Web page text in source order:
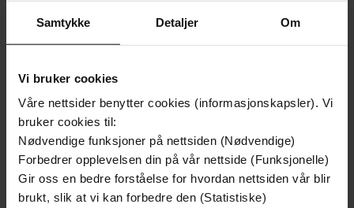
Samtykke Detaljer Om
Vi bruker cookies
Våre nettsider benytter cookies (informasjonskapsler). Vi
bruker cookies til:
Nødvendige funksjoner på nettsiden (Nødvendige)
Forbedrer opplevelsen din på vår nettside (Funksjonelle)
Gir oss en bedre forståelse for hvordan nettsiden vår blir
brukt, slik at vi kan forbedre den (Statistiske)
Premium
Vinner av Rivertonprisen
Premium
Første gang på tilbud